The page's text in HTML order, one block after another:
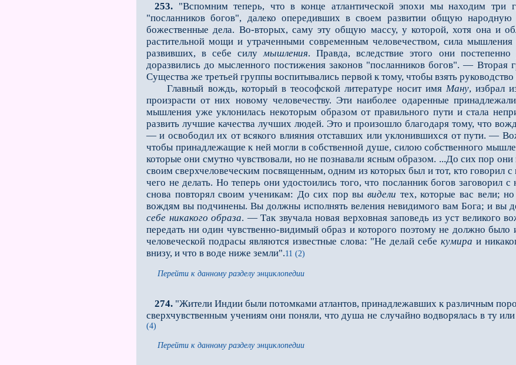
253. "Вспомним теперь, что в конце атлантической эпохи мы находим три
"посланников богов", далеко опередивших в своем развитии общую
божественные дела. Во-вторых, саму эту общую массу, у которой, хотя она и
растительной мощи и утраченными современным человечеством, сила
развивших, в себе силумышления. Правда, вследствие этого они
доразвились до мысленного постижения законов "посланников богов". —
Существа же третьей группы воспитывались первой к тому, чтобы взять
Главный вождь, который в теософской литературе носит имяМану, избрал
произрасти от них новому человечеству. Эти наиболее одаренные
мышления уже уклонилась некоторым образом от правильного пути и стала
развить лучшие качества лучших людей. Это и произошло благодаря тому, что
— и освободил их от всякого влияния отставших или уклонившихся от пути. —
чтобы принадлежащие к ней могли в собственной душе, силою собственного
которые они смутно чувствовали, но не познавали ясным образом. ...До сих пор
своим сверхчеловеческим посвященным, одним из которых был и тот, кто говорил
чего не делать. Но теперь они удостоились того, что посланник богов
снова повторял своим ученикам: До сих пор вывидели тех, которые вас вели;
вождям вы подчинены. Вы должны исполнять веления невидимого вам Бога; и вы
себе никакого образа. — Так звучала новая верховная заповедь из уст великого
передать ни один чувственно-видимый образ и которого поэтому не должно было
человеческой подрасы являются известные слова: "Не делай себекумира и
внизу, и что в воде ниже земли".11 (2)
Перейти к данному разделу энциклопедии
274. "Жители Индии были потомками атлантов, принадлежавших к различным
сверхчувственным учениям они поняли, что душа не случайно водворялась в ту
(4)
Перейти к данному разделу энциклопедии